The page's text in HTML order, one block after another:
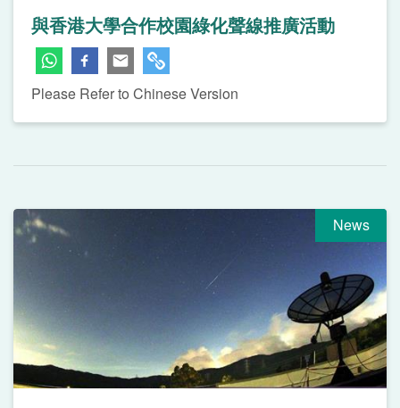
與香港大學合作校園綠化聲線推廣活動
Please Refer to Chinese Version
News